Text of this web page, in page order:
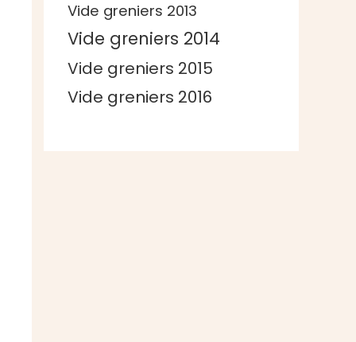
Vide greniers 2013
Vide greniers 2014
Vide greniers 2015
Vide greniers 2016